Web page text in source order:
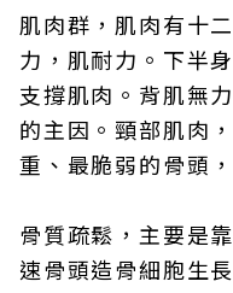
肌肉群，肌肉有十
力，肌耐力。下半
支撐肌肉。背肌無
的主因。頸部肌肉
重、最脆弱的骨頭
骨質疏鬆，主要是
速骨頭造骨細胞生